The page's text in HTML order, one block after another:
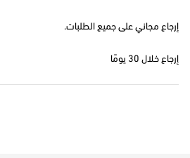
إرجاع مجاني على جميع الطلبات.
إرجاع خلال 30 يومًا